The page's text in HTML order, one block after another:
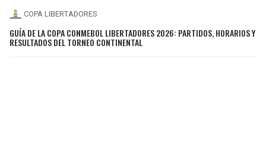
COPA LIBERTADORES
GUÍA DE LA COPA CONMEBOL LIBERTADORES 2026: PARTIDOS, HORARIOS Y
RESULTADOS DEL TORNEO CONTINENTAL